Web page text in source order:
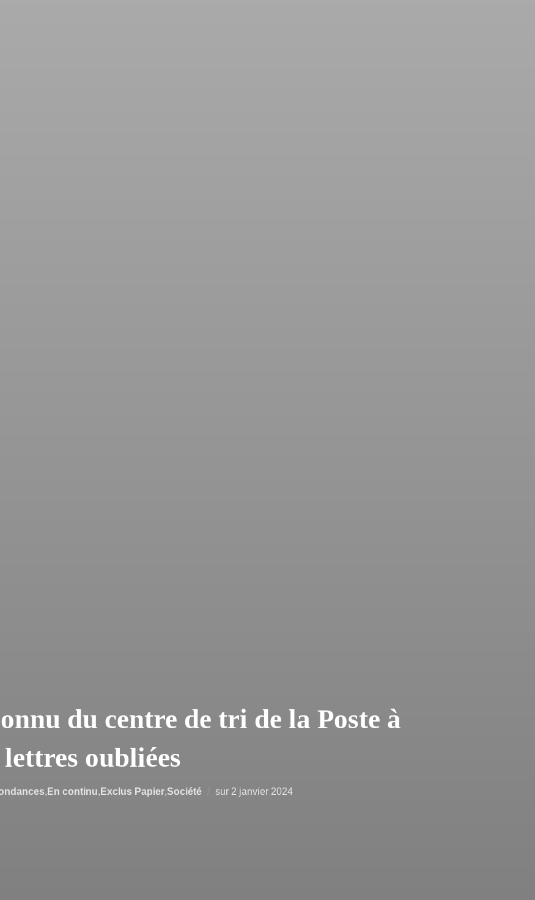
du centre de tri de la Poste à
oubliées
, En continu, Exclus Papier,Société sur Publié
2 janvier 2024